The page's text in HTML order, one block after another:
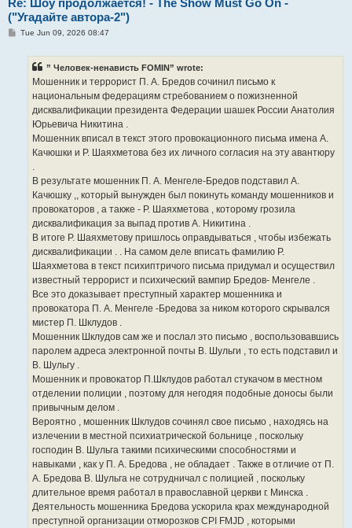
Re: Шоу продолжается! - The Show Must Go On -
("Угадайте автора-2")
PTue Jun 09, 2026 08:47
” Человек-ненависть FOMIN” wrote:
Мошенник и террорист П. А. Бредов сочинил письмо к
национальным федерациям стребованием о пожизненной
дисквалификации президента Федерации шашек России Анатолия
Юрьевича Никитина .
Мошенник вписал в текст этого провокационного письма имена А.
Качюшки и Р. Шаяхметова без их личного согласия на эту авантюру
.
В результате мошенник П. А. Менгеле-Бредов подставил А.
Качюшку ,, который вынужден был покинуть команду мошенников и
провокаторов , а также - Р. Шаяхметова , которому грозила
дисквалификация за выпад против А. Никитина .
В итоге Р. Шаяхметову пришлось оправдываться , чтобы избежать
дисквалификации . . На самом деле вписать фамилию Р.
Шаяхметова в текст психиптричого письма придумал и осуществил
известный террорист и психический вампир Бредов- Менгеле .
Все это доказывает преступный характер мошенника и
провокатора П. А. Менгеле -Бредова за ником которого скрывался
мистер П. Шклудов .
Мошенник Шклудов сам же и послал это письмо , воспользовавшись
паролем адреса электронной почты В. Шульги , то есть подставил и
В. Шульгу .
Мошенник и провокатор П.Шклудов работал стукачом в местном
отделении полиции , поэтому для негодяя подобные доносы были
привычным делом .
Вероятно , мошенник Шклудов сочинял свое письмо , находясь на
излечении в местной психиатрической больнице , поскольку
господин В. Шульга такими психическими способностями и
навыками , как у П. А. Бредова , не обладает . Также в отличие от П.
А. Бредова В. Шульга не сотрудничал с полицией , поскольку
длительное время работал в православной церкви г. Минска .
Деятельность мошенника Бредова ускорила крах международной
преступной организации отморозков CPI FMJD , которыми